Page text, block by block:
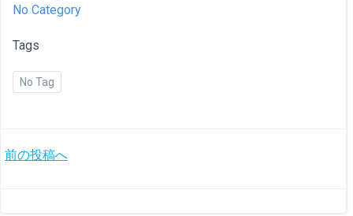
No Category
Tags
No Tag
投
前の投稿へ